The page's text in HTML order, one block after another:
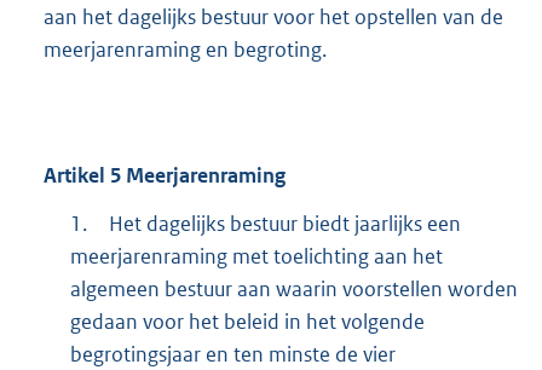
aan het dagelijks bestuur voor het opstellen van de
meerjarenraming en begroting.
Artikel 5 Meerjarenraming
1.
Het dagelijks bestuur biedt jaarlijks een
meerjarenraming met toelichting aan het
algemeen bestuur aan waarin voorstellen worden
gedaan voor het beleid in het volgende
begrotingsjaar en ten minste de vier